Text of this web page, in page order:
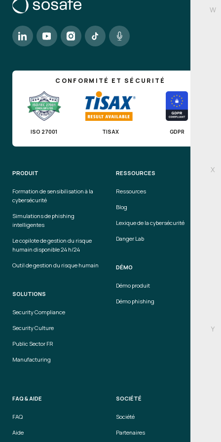
W
X
Y
CONFORMITÉ ET SÉCURITÉ
ISO 27001 TISAX GDPR
PRODUIT
Formation de sensibilisation à la
cybersécurité
Simulations de phishing
intelligentes
Le copilote de gestion du risque
humain disponible 24 h/24
Outil de gestion du risque humain
SOLUTIONS
Security Compliance
Security Culture
Public Sector FR
Manufacturing
RESSOURCES
Ressources
Blog
Lexique de la cybersécurité
Danger Lab
DÉMO
Démo produit
Démo phishing
FAQ & AIDE
FAQ
Aide
SOCIÉTÉ
Société
Partenaires